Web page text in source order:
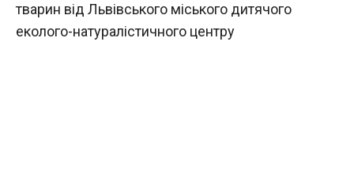
тварин від Львівського міського дитячого
еколого-натуралістичного центру